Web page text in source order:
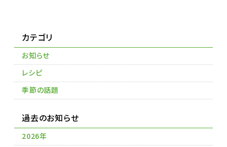
カテゴリ
お知らせ
レシピ
季節の話題
過去のお知らせ
2026年